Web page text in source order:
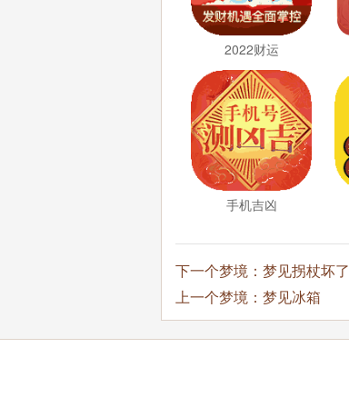
2022财运
手机吉凶
下一个梦境： 梦见拐杖坏了
上一个梦境： 梦见冰箱